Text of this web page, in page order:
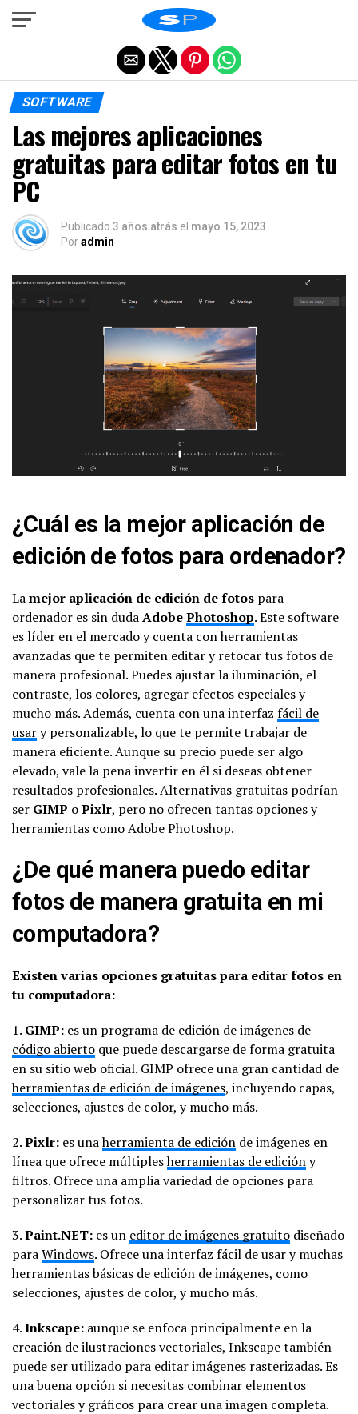
SOFTWARE
Las mejores aplicaciones
gratuitas para editar fotos en tu
PC
Publicado 3 años atrás el mayo 15, 2023
Poradmin
¿Cuál es la mejor aplicación de
edición de fotos para ordenador?
Lamejor aplicación de edición de fotos para
ordenador es sin dudaAdobePhotoshop. Este software
es líder en el mercado y cuenta con herramientas
avanzadas que te permiten editar y retocar tus fotos de
manera profesional. Puedes ajustar la iluminación, el
contraste, los colores, agregar efectos especiales y
mucho más. Además, cuenta con una interfaz fácil de
usary personalizable, lo que te permite trabajar de
manera eficiente. Aunque su precio puede ser algo
elevado, vale la pena invertir en él si deseas obtener
resultados profesionales. Alternativas gratuitas podrían
ser GIMP oPixlr, pero no ofrecen tantas opciones y
herramientas como Adobe Photoshop.
¿De qué manera puedo editar
fotos de manera gratuita en mi
computadora?
Existen varias opciones gratuitas para editar fotos en
tu computadora:
1. GIMP: es un programa de edición de imágenes de
código abierto que puede descargarse de forma gratuita
en su sitio web oficial. GIMP ofrece una gran cantidad de
herramientas de edición de imágenes, incluyendo capas,
selecciones, ajustes de color, y mucho más.
2.Pixlr: es unaherramienta de edición de imágenes en
línea que ofrece múltiplesherramientas de edicióny
filtros. Ofrece una amplia variedad de opciones para
personalizar tus fotos.
3.Paint.NET: es un editor de imágenes gratuito diseñado
paraWindows. Ofrece una interfaz fácil de usar y muchas
herramientas básicas de edición de imágenes, como
selecciones, ajustes de color, y mucho más.
4.Inkscape: aunque se enfoca principalmente en la
creación de ilustraciones vectoriales, Inkscape también
puede ser utilizado para editar imágenes rasterizadas. Es
una buena opción si necesitas combinar elementos
vectoriales y gráficos para crear una imagen completa.
Salir de la versión móvil